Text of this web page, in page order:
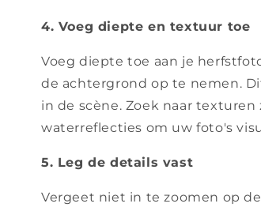
4. Voeg diepte en textuur toe
Voeg diepte toe aan je
de achtergrond op te nemen.
in de scène. Zoek naar
waterreflecties om uw foto's
5. Leg de details vast
Vergeet niet in te zoomen op